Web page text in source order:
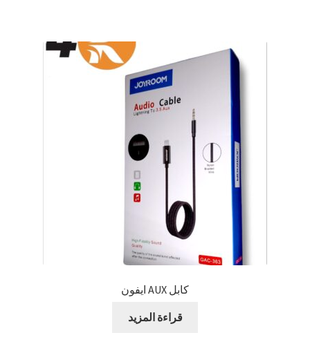
كابل AUX ايفون
قراءة المزيد